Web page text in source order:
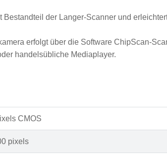
Bestandteil der Langer-Scanner und
erfolgt über die Software ChipScan-
handelsübliche Mediaplayer.
CMOS
pixels